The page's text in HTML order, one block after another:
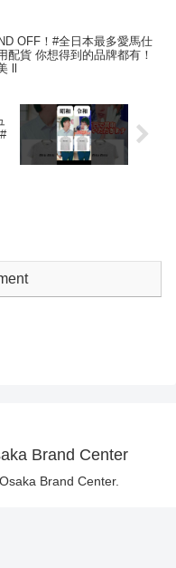
OFF！#全日本最多愛馬仕
配貨 你想得到的品牌都有！
ll
Brand Center
Brand Center.